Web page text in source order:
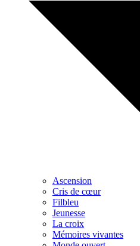
Ascension
Cris de cœur
Filbleu
Jeunesse
La croix
Mémoires vivantes